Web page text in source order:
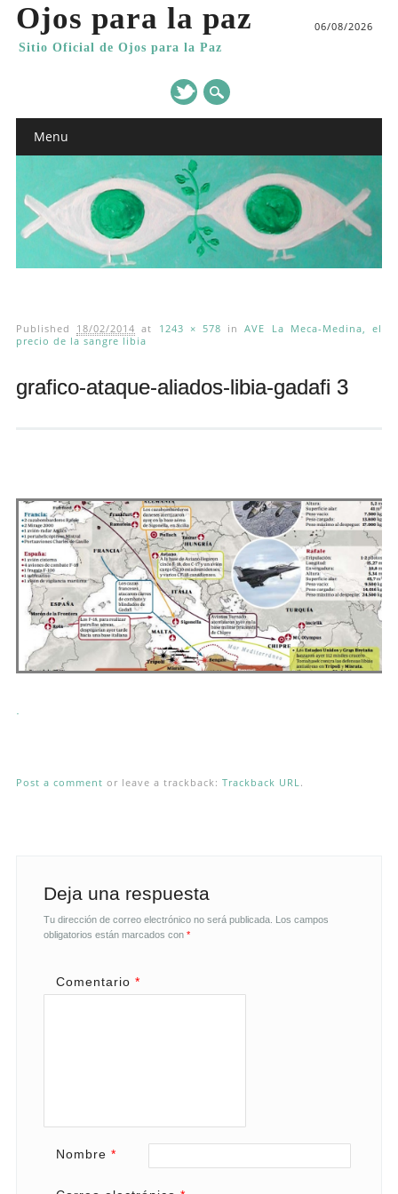
Ojos para la paz
Sitio Oficial de Ojos para la Paz
06/08/2026
Main menu
Menu
Published 18/02/2014 at 1243 × 578 inAVE La Meca-Medina, el
precio de la sangre libia
grafico-ataque-aliados-libia-gadafi 3
.
Post a comment or leave a trackback: Trackback URL.
Deja una respuesta
Tu dirección de correo electrónico no será publicada.
Los campos
obligatorios están marcados con *
Comentario *
Nombre *